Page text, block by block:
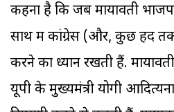
कहना है कि जब मायावती
साथ में कांग्रेस (और, कुछ हद
करने का ध्यान रखती हैं. मायावती
यूपी के मुख्यमंत्री योगी